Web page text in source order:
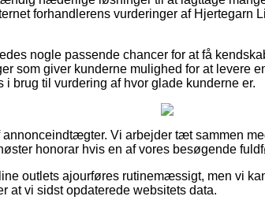
forhandlerens vurderinger af Hjertegarn
nogle passende chancer for at få
som giver kunderne mulighed for at levere
i brug til vurdering af hvor glade kunderne er.
annonceindtægter. Vi arbejder tæt sammen
honorar hvis en af vores besøgende
outlets ajourføres rutinemæssigt, men vi
at vi sidst opdaterede websitets data.